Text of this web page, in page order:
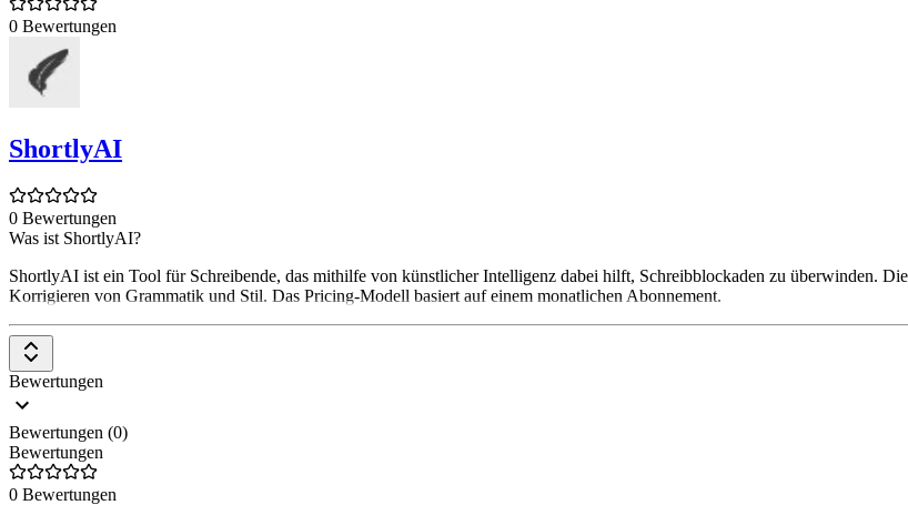
0 Bewertungen
ShortlyAI
0 Bewertungen
Was ist ShortlyAI?
ShortlyAI ist ein Tool für Schreibende, das mithilfe von künstlicher Intelligenz dabei hilft, Schreibblockaden zu überwinden.
Korrigieren von Grammatik und Stil. Das Pricing-Modell basiert auf einem monatlichen Abonnement.
Bewertungen
Bewertungen (0)
Bewertungen
0 Bewertungen